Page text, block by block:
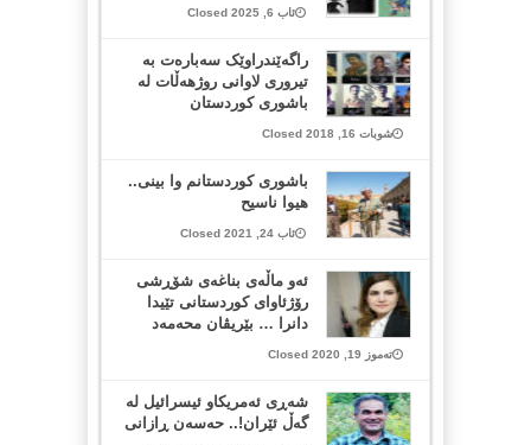
ئاب 6, 2025 Closed
راگەێندراوێک سەبارەت بە
تیروری لاوانی روژهەڵات لە
باشوری کوردستان
شوبات 16, 2018 Closed
باشوری کوردستانم وا بینی..
هیوا ناسیح
ئاب 24, 2021 Closed
ئەو ماڵەی بناغەی شۆڕشی
رۆژئاوای کوردستانی تێیدا
دانرا … بێریڤان محەمەد
تەموز 19, 2020 Closed
شەڕی ئەمریکاو ئیسرائیل لە
گەڵ ئێران!.. حەسەن ڕازانی